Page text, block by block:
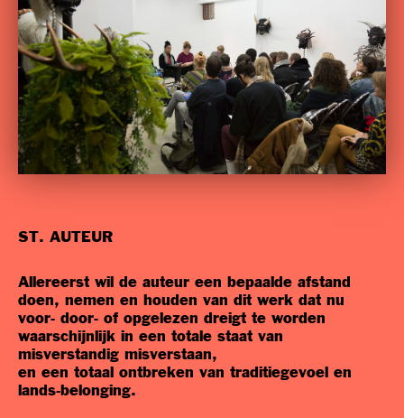
ST. AUTEUR
Allereerst wil de auteur een bepaalde afstand
doen, nemen en houden van dit werk dat nu
voor- door- of opgelezen dreigt te worden
waarschijnlijk in een totale staat van
misverstandig misverstaan,
en een totaal ontbreken van traditiegevoel en
lands-belonging.